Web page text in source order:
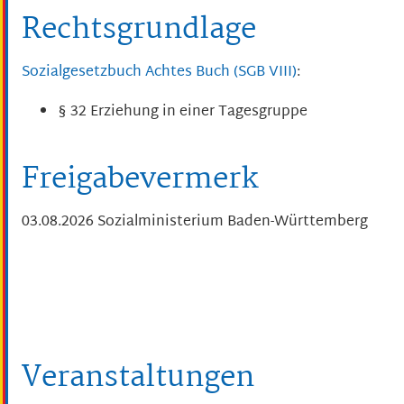
Rechtsgrundlage
Sozialgesetzbuch Achtes Buch (SGB VIII):
§ 32 Erziehung in einer Tagesgruppe
Freigabevermerk
03.08.2026 Sozialministerium Baden-Württemberg
Veranstaltungen